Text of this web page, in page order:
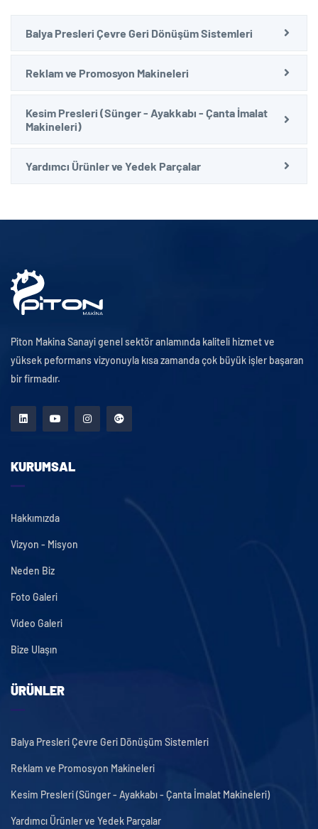
Balya Presleri Çevre Geri Dönüşüm Sistemleri
Reklam ve Promosyon Makineleri
Kesim Presleri (Sünger - Ayakkabı - Çanta İmalat
Makineleri)
Yardımcı Ürünler ve Yedek Parçalar
Piton Makina Sanayi genel sektör anlamında kaliteli hizmet ve
yüksek peformans vizyonuyla kısa zamanda çok büyük işler başaran
bir firmadır.
KURUMSAL
Hakkımızda
Vizyon - Misyon
Neden Biz
Foto Galeri
Video Galeri
Bize Ulaşın
ÜRÜNLER
Balya Presleri Çevre Geri Dönüşüm Sistemleri
Reklam ve Promosyon Makineleri
Kesim Presleri (Sünger - Ayakkabı - Çanta İmalat Makineleri)
Yardımcı Ürünler ve Yedek Parçalar